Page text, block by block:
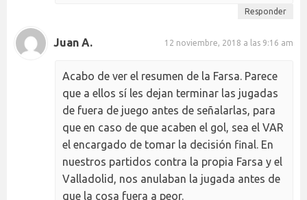
Responder
Juan A. 12 noviembre, 2018 a las 9:16 am
Acabo de ver el resumen de la Farsa. Parece
que a ellos sí les dejan terminar las jugadas
de fuera de juego antes de señalarlas, para
que en caso de que acaben el gol, sea el VAR
el encargado de tomar la decisión final. En
nuestros partidos contra la propia Farsa y el
Valladolid, nos anulaban la jugada antes de
que la cosa fuera a peor.